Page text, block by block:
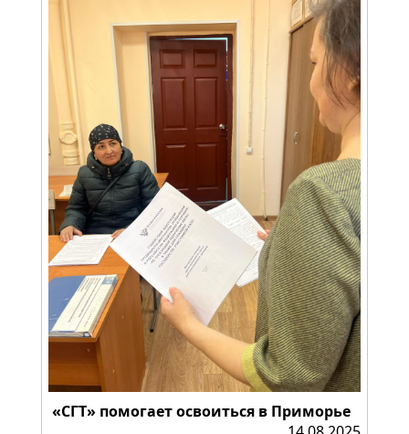
«СГТ» помогает освоиться в Приморье